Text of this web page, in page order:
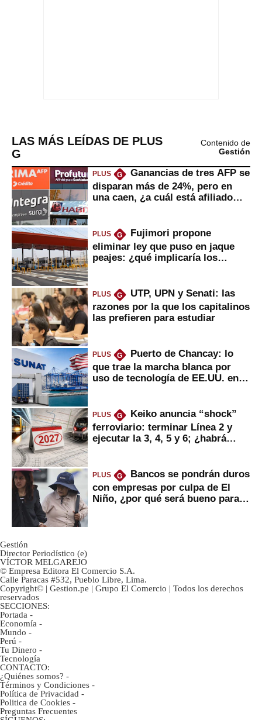
LAS MÁS LEÍDAS DE PLUS
G
Contenido de
Gestión
PLUS G
Ganancias de tres AFP se
disparan más de 24%, pero en
una caen, ¿a cuál está afiliado
PLUS G
Fujimori propone
eliminar ley que puso en jaque
peajes: ¿qué implicaría los
PLUS G
UTP, UPN y Senati: las
razones por la que los capitalinos
las prefieren para estudiar
PLUS G
Puerto de Chancay: lo
que trae la marcha blanca por
uso de tecnología de EE.UU. en
PLUS G
Keiko anuncia “shock”
ferroviario: terminar Línea 2 y
ejecutar la 3, 4, 5 y 6; ¿habrá
PLUS G
Bancos se pondrán duros
con empresas por culpa de El
Niño, ¿por qué será bueno para
Gestión
Director Periodístico (e)
VÍCTOR MELGAREJO
© Empresa Editora El Comercio S.A.
Calle Paracas #532, Pueblo Libre, Lima.
Copyright© | Gestion.pe | Grupo El Comercio | Todos los derechos
reservados
SECCIONES:
Portada -
Economía -
Mundo -
Perú -
Tu Dinero -
Tecnología
CONTACTO:
¿Quiénes somos? -
Términos y Condiciones -
Política de Privacidad -
Politica de Cookies -
Preguntas Frecuentes